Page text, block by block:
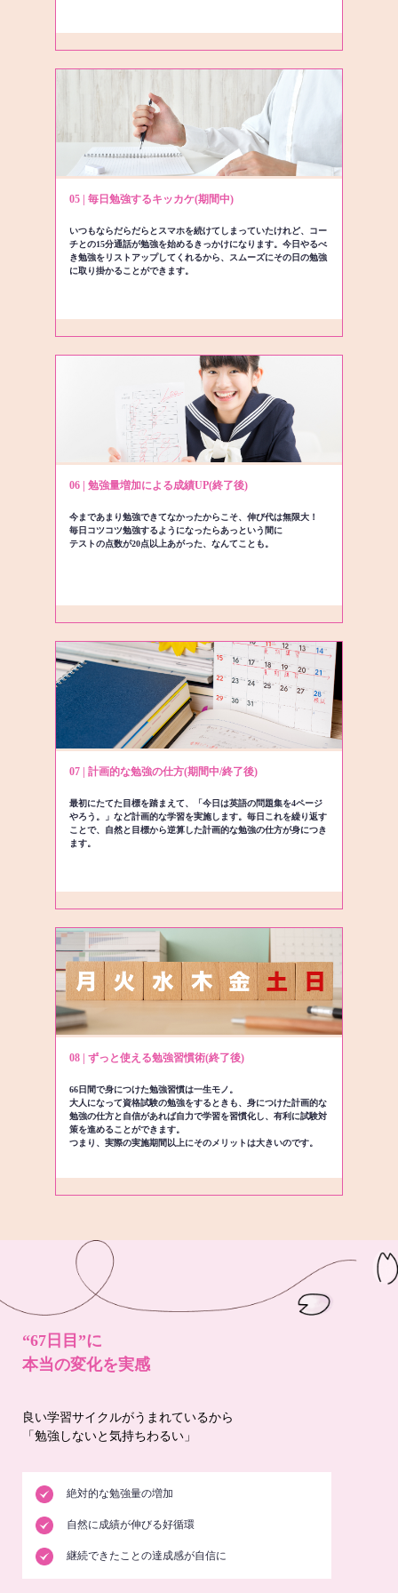
05 | 毎日勉強するキッカケ(期間中)
いつもならだらだらとスマホを続けてしまっていたけれど、コー
チとの15分通話が勉強を始めるきっかけになります。今日やるべ
き勉強をリストアップしてくれるから、スムーズにその日の勉強
に取り掛かることができます。
06 | 勉強量増加による成績UP(終了後)
今まであまり勉強できてなかったからこそ、伸び代は無限大！
毎日コツコツ勉強するようになったらあっという間に
テストの点数が20点以上あがった、なんてことも。
07 | 計画的な勉強の仕方(期間中/終了後)
最初にたてた目標を踏まえて、「今日は英語の問題集を4ページ
やろう。」など計画的な学習を実施します。毎日これを繰り返す
ことで、自然と目標から逆算した計画的な勉強の仕方が身につき
ます。
08 | ずっと使える勉強習慣術(終了後)
66日間で身につけた勉強習慣は一生モノ。
大人になって資格試験の勉強をするときも、身につけた計画的な
勉強の仕方と自信があれば自力で学習を習慣化し、有利に試験対
策を進めることができます。
つまり、実際の実施期間以上にそのメリットは大きいのです。
“67日目”に
本当の変化を実感
良い学習サイクルがうまれているから
「勉強しないと気持ちわるい」
絶対的な勉強量の増加
自然に成績が伸びる好循環
継続できたことの達成感が自信に